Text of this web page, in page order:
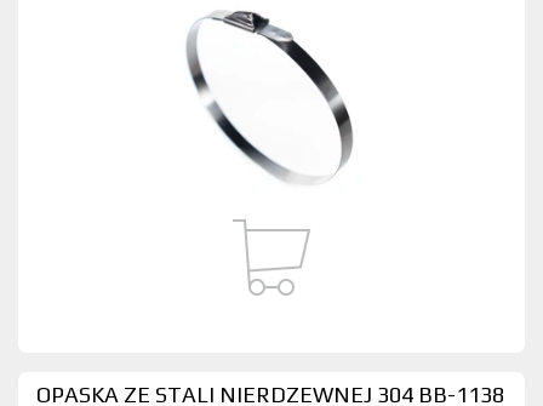
OPASKA ZE STALI NIERDZEWNEJ 304 BB-1138